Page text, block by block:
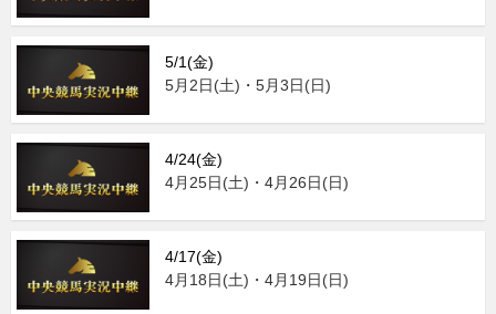
5/1(金)
5月2日(土)・5月3日(日)
4/24(金)
4月25日(土)・4月26日(日)
4/17(金)
4月18日(土)・4月19日(日)